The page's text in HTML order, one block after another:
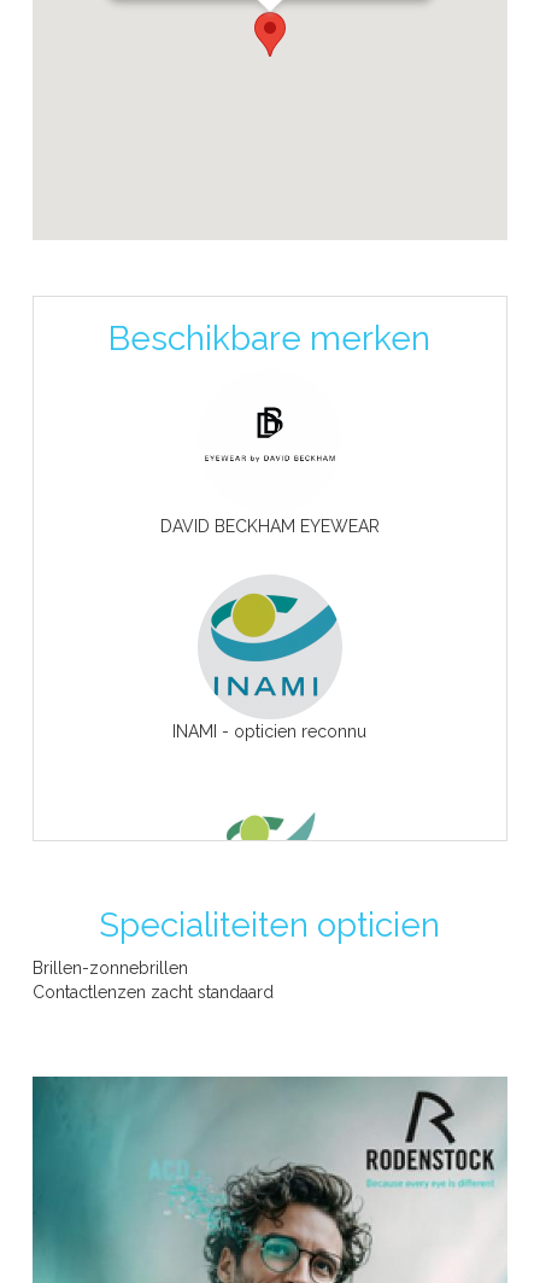
Beschikbare merken
DAVID BECKHAM EYEWEAR
INAMI - opticien reconnu
RIZIV -erkend opticien
WEEK VAN HET ZIEN - SEMAINE DE LA VISION
Specialiteiten opticien
Brillen-zonnebrillen
Contactlenzen zacht standaard